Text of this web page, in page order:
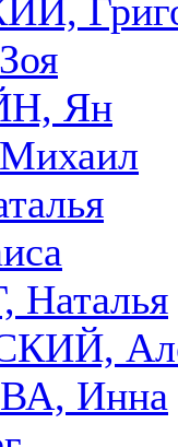
Ян
Инна